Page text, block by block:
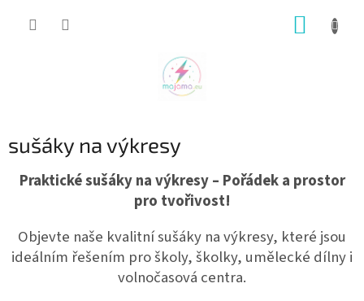
sušáky na výkresy
Praktické sušáky na výkresy – Pořádek a prostor
pro tvořivost!
Objevte naše kvalitní sušáky na výkresy, které jsou
ideálním řešením pro školy, školky, umělecké dílny i
volnočasová centra.